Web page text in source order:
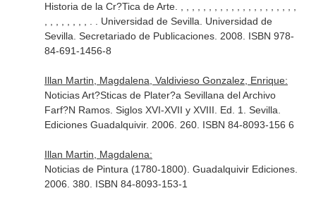
Historia de la Cr?Tica de Arte. , , , , , , , , , , , , , , , , , , , , ,
, , , , , , , , . . Universidad de Sevilla. Universidad de
Sevilla. Secretariado de Publicaciones. 2008. ISBN 978-
84-691-1456-8
Illan Martin, Magdalena, Valdivieso Gonzalez, Enrique:
Noticias Art?Sticas de Plater?a Sevillana del Archivo
Farf?N Ramos. Siglos XVI-XVII y XVIII. Ed. 1. Sevilla.
Ediciones Guadalquivir. 2006. 260. ISBN 84-8093-156 6
Illan Martin, Magdalena:
Noticias de Pintura (1780-1800). Guadalquivir Ediciones.
2006. 380. ISBN 84-8093-153-1